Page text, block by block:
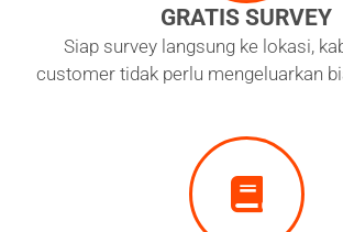
GRATIS SURVEY
Siap survey langsung ke lokasi,
customer tidak perlu mengeluarkan